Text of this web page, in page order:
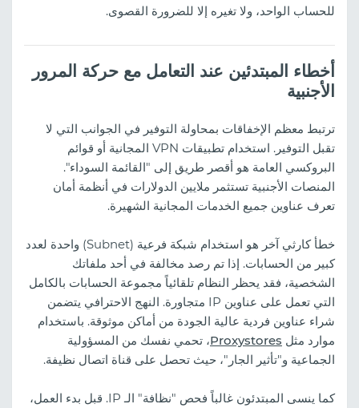
للحساب الواحد، ولا تغيره إلا للضرورة القصوى.
أخطاء المبتدئين عند التعامل مع حركة المرور
الأجنبية
ترتبط معظم الإخفاقات بمحاولة التوفير في الجوانب التي لا
تقبل التوفير. استخدام تطبيقات VPN المجانية أو قوائم
البروكسي العامة هو أقصر طريق إلى "القائمة السوداء".
المنصات الأجنبية تستثمر ملايين الدولارات في أنظمة أمان
تعرف عناوين جميع الخدمات المجانية الشهيرة.
خطأ كارثي آخر هو استخدام شبكة فرعية (Subnet) واحدة لعدد
كبير من الحسابات. إذا تم رصد مخالفة في أحد ملفاتك
الشخصية، فقد يحظر النظام تلقائياً مجموعة الحسابات بالكامل
التي تعمل على عناوين IP متجاورة. النهج الاحترافي يتضمن
شراء عناوين فردية عالية الجودة من أماكن موثوقة. باستخدام
موارد مثل Proxystores، تحمي نفسك من المسؤولية
الجماعية و"تأثير الجار"، حيث تحصل على قناة اتصال نظيفة.
كما ينسى المبتدئون غالباً فحص "نظافة" الـ IP. قبل بدء العمل،